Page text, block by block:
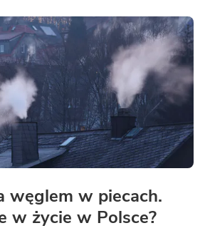
węglem w piecach.
w życie w Polsce?